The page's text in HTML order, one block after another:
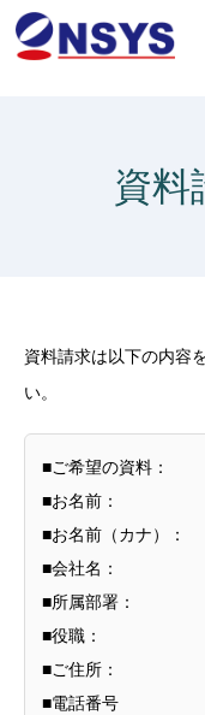
資料
資料請求は以下の内容
い。
■ご希望の資料：
■お名前：
■お名前（カナ）：
■会社名：
■所属部署：
■役職：
■ご住所：
■電話番号